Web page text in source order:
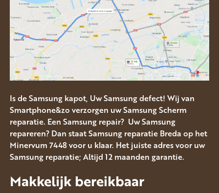
Is de Samsung kapot, Uw Samsung defect! Wij van
Smartphone&zo verzorgen uw Samsung Scherm
reparatie. Een Samsung repair? Uw Samsung
repareren? Dan staat Samsung reparatie Breda op het
Minervum 7448 voor u klaar. Het juiste adres voor uw
Samsung reparatie; Altijd 12 maanden garantie.
Makkelijk bereikbaar